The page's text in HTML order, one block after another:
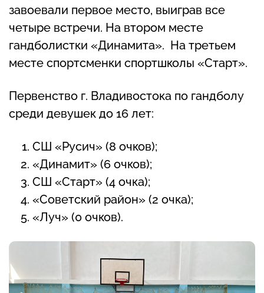
завоевали первое место, выиграв все
четыре встречи. На втором месте
гандболистки «Динамита». На третьем
месте спортсменки спортшколы «Старт».
Первенство г. Владивостока по гандболу
среди девушек до 16 лет:
СШ «Русич» (8 очков);
«Динамит» (6 очков);
СШ «Старт» (4 очка);
«Советский район» (2 очка);
«Луч» (0 очков).